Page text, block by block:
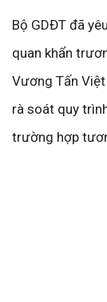
Bộ GDĐT đã
quan khẩn
Vương Tấn
rà soát quy
trường hợp